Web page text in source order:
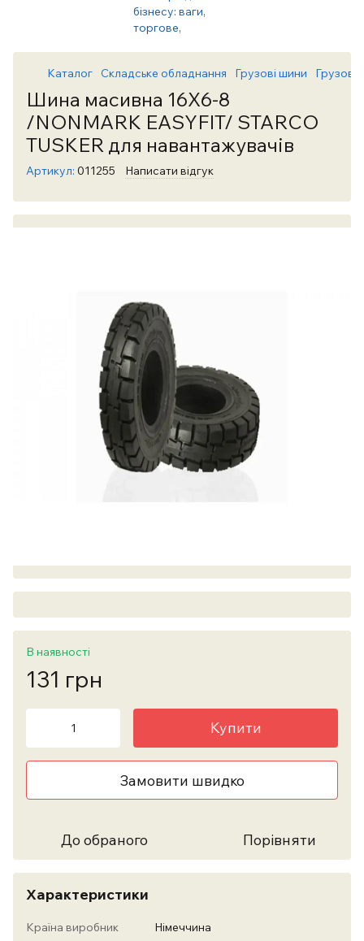
Каталог Складське обладнання Грузові шини Грузові
Шина масивна 16X6-8
/NONMARK EASYFIT/ STARCO
TUSKER для навантажувачів
Артикул: 011255 Написати відгук
В наявності
131 грн
Купити
Замовити швидко
До обраного Порівняти
Характеристики
Країна виробник
Німеччина